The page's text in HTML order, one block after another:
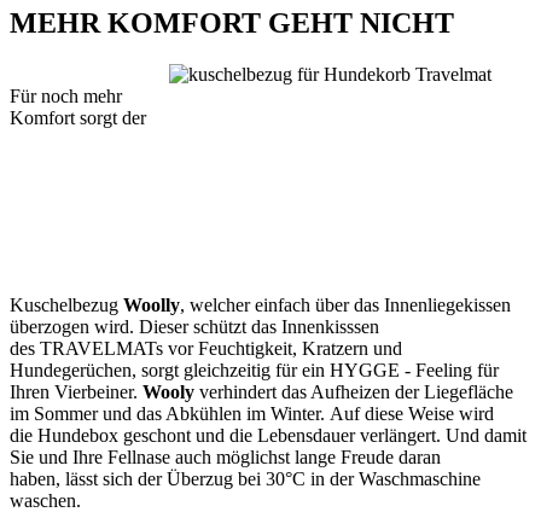
MEHR KOMFORT GEHT NICHT
Für noch mehr
Komfort sorgt der
Kuschelbezug Woolly, welcher einfach über das Innenliegekissen
überzogen wird. Dieser schützt das Innenkisssen
des TRAVELMATs vor Feuchtigkeit, Kratzern und
Hundegerüchen, sorgt gleichzeitig für ein HYGGE - Feeling für
Ihren Vierbeiner. Wooly verhindert das Aufheizen der Liegefläche
im Sommer und das Abkühlen im Winter. Auf diese Weise wird
die Hundebox geschont und die Lebensdauer verlängert. Und damit
Sie und Ihre Fellnase auch möglichst lange Freude daran
haben, lässt sich der Überzug bei 30°C in der Waschmaschine
waschen.